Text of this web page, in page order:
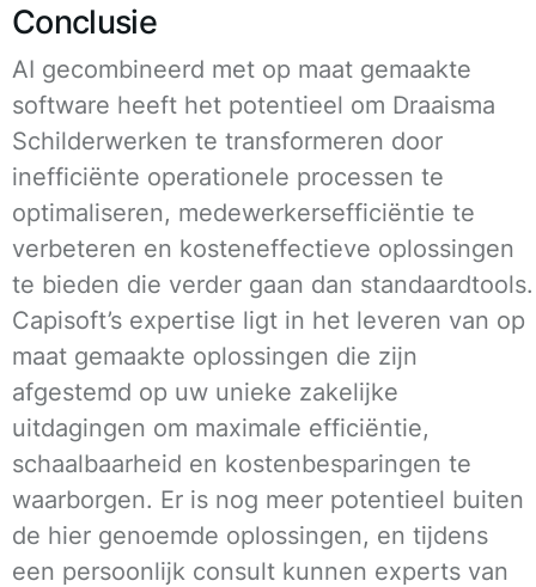
Conclusie
AI gecombineerd met op maat gemaakte
software heeft het potentieel om Draaisma
Schilderwerken te transformeren door
inefficiënte operationele processen te
optimaliseren, medewerkersefficiëntie te
verbeteren en kosteneffectieve oplossingen
te bieden die verder gaan dan standaardtools.
Capisoft’s expertise ligt in het leveren van op
maat gemaakte oplossingen die zijn
afgestemd op uw unieke zakelijke
uitdagingen om maximale efficiëntie,
schaalbaarheid en kostenbesparingen te
waarborgen. Er is nog meer potentieel buiten
de hier genoemde oplossingen, en tijdens
een persoonlijk consult kunnen experts van